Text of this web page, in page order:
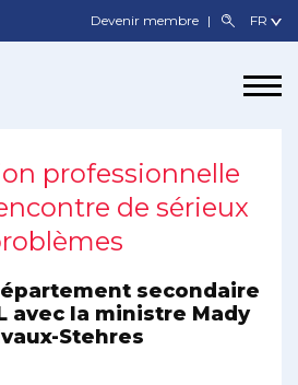
Devenir membre
professionnelle
de sérieux
secondaire
avec la ministre Mady
Stehres